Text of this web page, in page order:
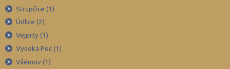
Domažlice (49)
Frýdek-Místek (164)
Havlíčkův Brod (82)
Hodonín (119)
Strupčice (1)
Údlice (2)
Vejprty (1)
Vysoká Pec (1)
Vilémov (1)